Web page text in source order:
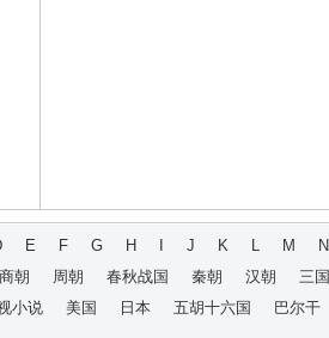
E F G H J K L M N
商朝
周朝 春秋战国 秦朝 汉朝 三国
小说
美国 日本 五胡十六国 巴尔干